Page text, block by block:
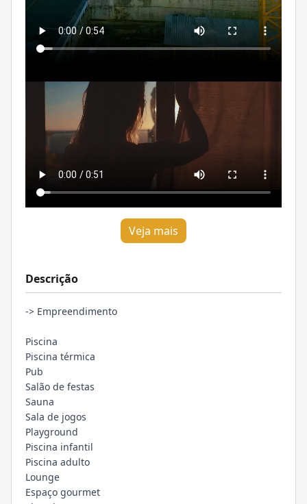
Veja mais
Descrição
-> Empreendimento
Piscina
Piscina térmica
Pub
Salão de festas
Sauna
Sala de jogos
Playground
Piscina infantil
Piscina adulto
Lounge
Espaço gourmet